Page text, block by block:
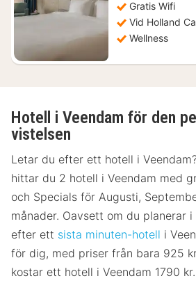
Gratis Wifi
Vid Holland
Wellness
Hotell i Veendam för den
vistelsen
Letar du efter ett hotell i
hittar du 2 hotell i Veendam med
och Specials för Augusti,
månader. Oavsett om du planerar
efter ett sista minuten-hotell i
för dig, med priser från bara 925
kostar ett hotell i Veendam 1790